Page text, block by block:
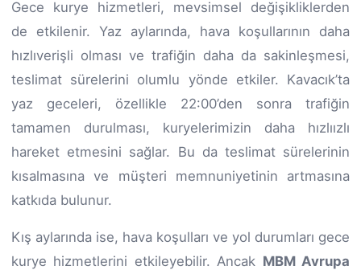
Gece kurye hizmetleri, mevsimsel değişikliklerden
de etkilenir. Yaz aylarında, hava koşullarının daha
hızlıverişli olması ve trafiğin daha da sakinleşmesi,
teslimat sürelerini olumlu yönde etkiler. Kavacık’ta
yaz geceleri, özellikle 22:00’den sonra trafiğin
tamamen durulması, kuryelerimizin daha hızlıızlı
hareket etmesini sağlar. Bu da teslimat sürelerinin
kısalmasına ve müşteri memnuniyetinin artmasına
katkıda bulunur.
Kış aylarında ise, hava koşulları ve yol durumları gece
kurye hizmetlerini etkileyebilir. Ancak MBM Avrupa